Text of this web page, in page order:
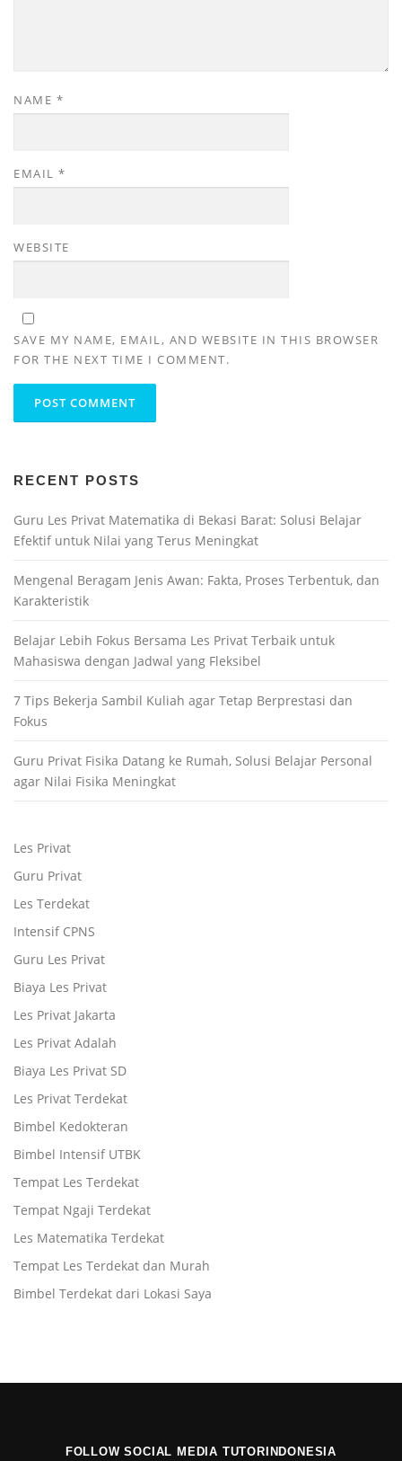
NAME *
EMAIL *
WEBSITE
SAVE MY NAME, EMAIL, AND WEBSITE IN THIS BROWSER
FOR THE NEXT TIME I COMMENT.
RECENT POSTS
Guru Les Privat Matematika di Bekasi Barat: Solusi Belajar
Efektif untuk Nilai yang Terus Meningkat
Mengenal Beragam Jenis Awan: Fakta, Proses Terbentuk, dan
Karakteristik
Belajar Lebih Fokus Bersama Les Privat Terbaik untuk
Mahasiswa dengan Jadwal yang Fleksibel
7 Tips Bekerja Sambil Kuliah agar Tetap Berprestasi dan
Fokus
Guru Privat Fisika Datang ke Rumah, Solusi Belajar Personal
agar Nilai Fisika Meningkat
Les Privat
Guru Privat
Les Terdekat
Intensif CPNS
Guru Les Privat
Biaya Les Privat
Les Privat Jakarta
Les Privat Adalah
Biaya Les Privat SD
Les Privat Terdekat
Bimbel Kedokteran
Bimbel Intensif UTBK
Tempat Les Terdekat
Tempat Ngaji Terdekat
Les Matematika Terdekat
Tempat Les Terdekat dan Murah
Bimbel Terdekat dari Lokasi Saya
FOLLOW SOCIAL MEDIA TUTORINDONESIA